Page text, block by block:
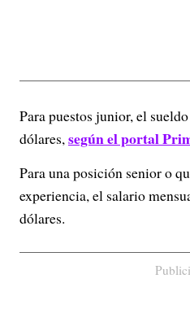
Para puestos junior, el
dólares,según el portal
Para una posición senior o
experiencia, el salario
dólares.